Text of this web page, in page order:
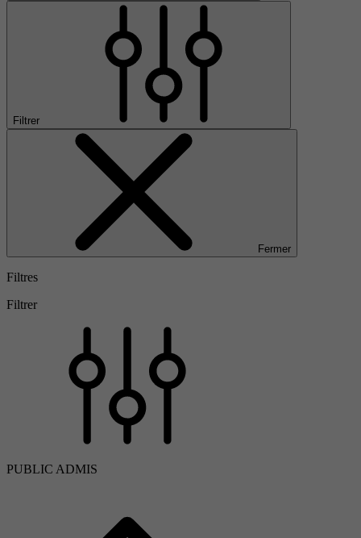
Filtrer
Fermer
Filtres
Filtrer
PUBLIC ADMIS